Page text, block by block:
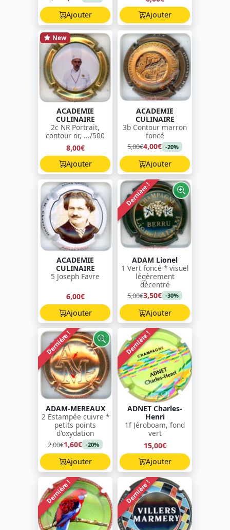
Ajouter
Ajouter
New
ACADEMIE
CULINAIRE
2c NR Portrait,
contour or, .../500
8,00€
Ajouter
ACADEMIE
CULINAIRE
3b Contour marron
foncé
5,00€4,00€ -20%
Ajouter
ACADEMIE
CULINAIRE
5 Joseph Favre
6,00€
Ajouter
Dernière !
ADAM Lionel
1 Vert foncé * visuel
légèrement
décentré
5,00€3,50€ -30%
Ajouter
Dernière !
ADAM-MEREAUX
2 Estampée cuivre *
petits points
d'oxydation
2,00€1,60€ -20%
Ajouter
Dernière !
ADNET Charles-
Henri
1f Jéroboam, fond
vert
15,00€
Ajouter
Dernière ! Dernière !